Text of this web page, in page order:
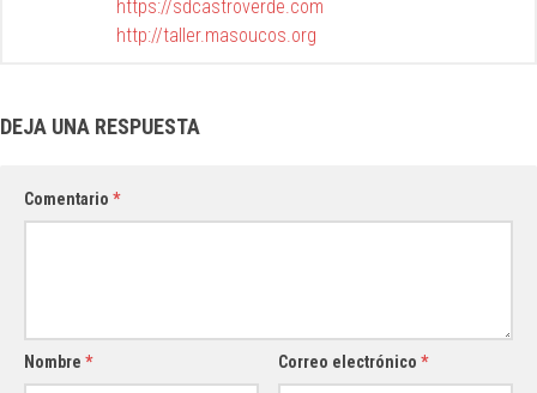
https://sdcastroverde.com
http://taller.masoucos.org
DEJA UNA RESPUESTA
Comentario *
Nombre * Correo electrónico*